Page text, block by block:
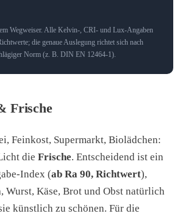
Wegweiser. Alle Kelvin-, CRI- und Lux-Angaben
die genaue Auslegung richtet sich nach
Norm (z. B. DIN EN 12464-1).
Frische
Feinkost, Supermarkt, Biolädchen:
die Frische. Entscheidend ist ein
Index (ab Ra 90, Richtwert),
Wurst, Käse, Brot und Obst natürlich
künstlich zu schönen. Für die